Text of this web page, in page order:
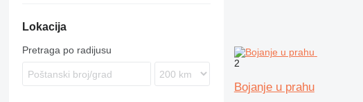
Lokacija
Pretraga po radijusu
2
Bojanje u prahu